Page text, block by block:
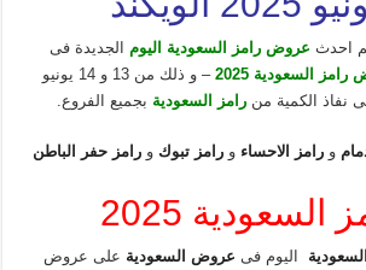
احدث عروض رامز السعودية اليوم
الجديدة فى
السعودية 2025
– و ذلك من 13 و 14 يونيو
رامز السعودية بجميع الفروع.
ورامز الاحساء و رامز تبوكو رامز حفر الباطن
2025
اليوم فى عروض السعوديةعلى عروض